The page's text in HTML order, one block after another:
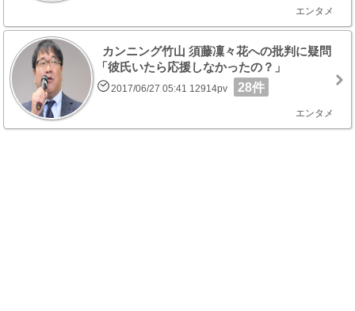
エンタメ
カンニング竹山 須藤凜々花への批判に疑問
「彼氏いたら応援しなかったの？」
2017/06/27 05:41 12914pv 28件
エンタメ